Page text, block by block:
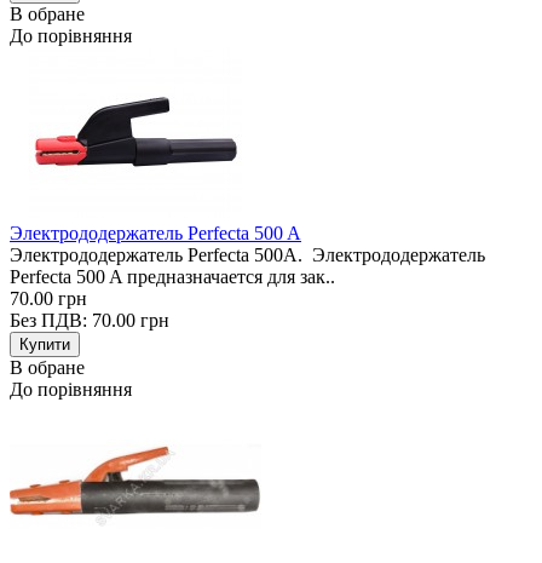
В обране
До порівняння
Электрододержатель Perfecta 500 A
Электрододержатель Perfecta 500A. Электрододержатель
Perfecta 500 A предназначается для зак..
70.00 грн
Без ПДВ: 70.00 грн
В обране
До порівняння